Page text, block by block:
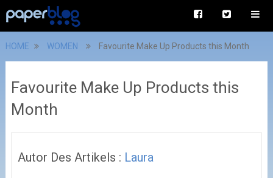
HOME WOMEN Favourite Make Up Products this Month
Favourite Make Up Products this
Month
Autor Des Artikels : Laura